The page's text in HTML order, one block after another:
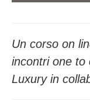
Un corso on
incontri one to
Luxury in